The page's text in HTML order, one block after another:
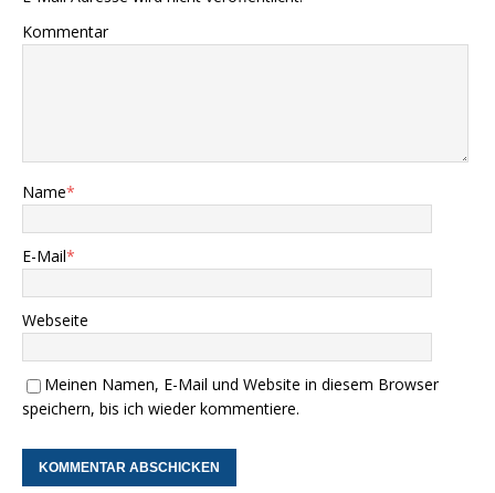
Kommentar
Name*
E-Mail*
Webseite
Meinen Namen, E-Mail und Website in diesem Browser
speichern, bis ich wieder kommentiere.